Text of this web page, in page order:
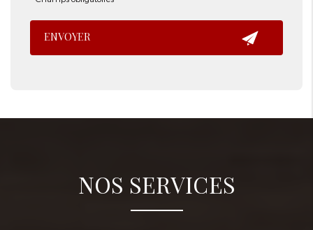
NOS SERVICES